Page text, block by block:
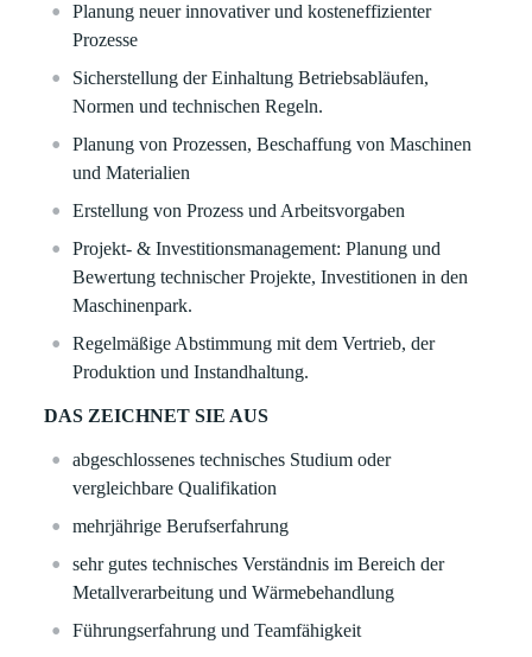
Planung neuer innovativer und kosteneffizienter
Prozesse
Sicherstellung der Einhaltung Betriebsabläufen,
Normen und technischen Regeln.
Planung von Prozessen, Beschaffung von Maschinen
und Materialien
Erstellung von Prozess und Arbeitsvorgaben
Projekt- & Investitionsmanagement: Planung und
Bewertung technischer Projekte, Investitionen in den
Maschinenpark.
Regelmäßige Abstimmung mit dem Vertrieb, der
Produktion und Instandhaltung.
DAS ZEICHNET SIE AUS
abgeschlossenes technisches Studium oder
vergleichbare Qualifikation
mehrjährige Berufserfahrung
sehr gutes technisches Verständnis im Bereich der
Metallverarbeitung und Wärmebehandlung
Führungserfahrung und Teamfähigkeit